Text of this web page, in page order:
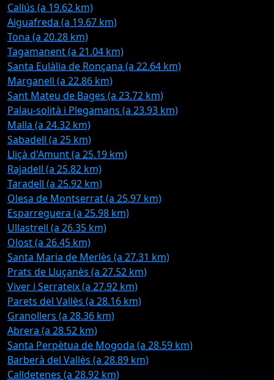
Callús (a 19.62 km)
Aiguafreda (a 19.67 km)
Tona (a 20.28 km)
Tagamanent (a 21.04 km)
Santa Eulàlia de Ronçana (a 22.64 km)
Marganell (a 22.86 km)
Sant Mateu de Bages (a 23.72 km)
Palau-solità i Plegamans (a 23.93 km)
Malla (a 24.32 km)
Sabadell (a 25 km)
Lliçà d'Amunt (a 25.19 km)
Rajadell (a 25.82 km)
Taradell (a 25.92 km)
Olesa de Montserrat (a 25.97 km)
Esparreguera (a 25.98 km)
Ullastrell (a 26.35 km)
Olost (a 26.45 km)
Santa Maria de Merlès (a 27.31 km)
Prats de Lluçanès (a 27.52 km)
Viver i Serrateix (a 27.92 km)
Parets del Vallès (a 28.16 km)
Granollers (a 28.36 km)
Abrera (a 28.52 km)
Santa Perpètua de Mogoda (a 28.59 km)
Barberà del Vallès (a 28.89 km)
Calldetenes (a 28.92 km)